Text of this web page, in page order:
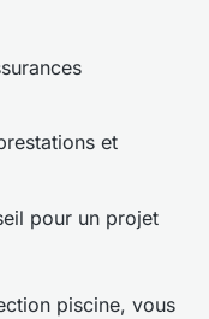
et
pour un projet
piscine, vous